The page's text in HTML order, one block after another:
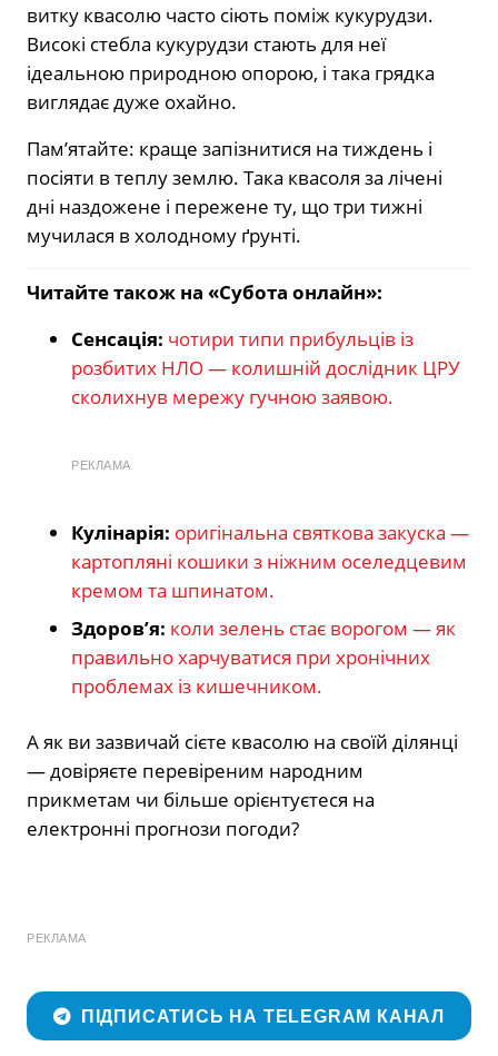
витку квасолю часто сіють поміж кукурудзи.
Високі стебла кукурудзи стають для неї
ідеальною природною опорою, і така грядка
виглядає дуже охайно.
Пам’ятайте: краще запізнитися на тиждень і
посіяти в теплу землю. Така квасоля за лічені
дні наздожене і пережене ту, що три тижні
мучилася в холодному ґрунті.
Читайте також на «Субота онлайн»:
Сенсація: чотири типи прибульців із
розбитих НЛО — колишній дослідник ЦРУ
сколихнув мережу гучною заявою.
РЕКЛАМА
Кулінарія: оригінальна святкова закуска —
картопляні кошики з ніжним оселедцевим
кремом та шпинатом.
Здоров’я: коли зелень стає ворогом — як
правильно харчуватися при хронічних
проблемах із кишечником.
А як ви зазвичай сієте квасолю на своїй ділянці
— довіряєте перевіреним народним
прикметам чи більше орієнтуєтеся на
електронні прогнози погоди?
РЕКЛАМА
ПІДПИСАТИСЬ НА TELEGRAM КАНАЛ